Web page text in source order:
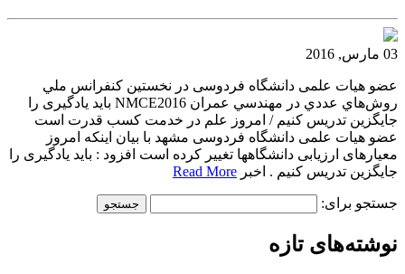
03 مارس, 2016
عضو هیات علمی دانشگاه فردوسی در نخستین كنفرانس ملي
روش‌هاي عددي در مهندسي عمران NMCE2016 باید یادگیری را
جایگزین تدریس کنیم / امروز علم در خدمت کسب قدرت است
عضو هیات علمی دانشگاه فردوسی مشهد با بیان اینکه امروز
معیارهای ارزیابی دانشگاهها تغییر کرده است افزود : باید یادگیری را
جایگزین تدریس کنیم . اخبر Read More
جستجو برای:
نوشته‌های تازه